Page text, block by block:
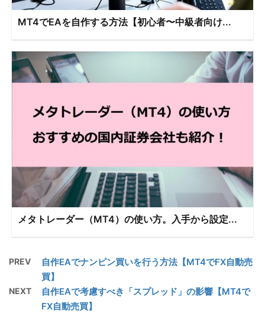
MT4でEAを自作する方法【初心者〜中級者向け...
メタトレーダー（MT4）の使い方。入手から設定...
PREV
自作EAでナンピン買いを行う方法【MT4でFX自動売
買】
NEXT
自作EAで考慮すべき「スプレッド」の影響【MT4で
FX自動売買】